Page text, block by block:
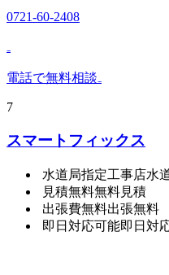
0721-60-2408
電話で無料相談
7
スマートフィックス
水道局指定工事店水
見積無料無料見積
出張費無料出張無料
即日対応可能即日対